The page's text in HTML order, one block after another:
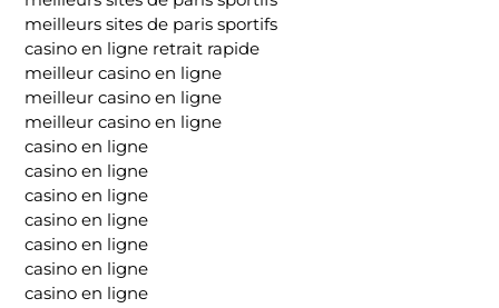
meilleurs sites de paris sportifs
casino en ligne retrait rapide
meilleur casino en ligne
meilleur casino en ligne
meilleur casino en ligne
casino en ligne
casino en ligne
casino en ligne
casino en ligne
casino en ligne
casino en ligne
casino en ligne